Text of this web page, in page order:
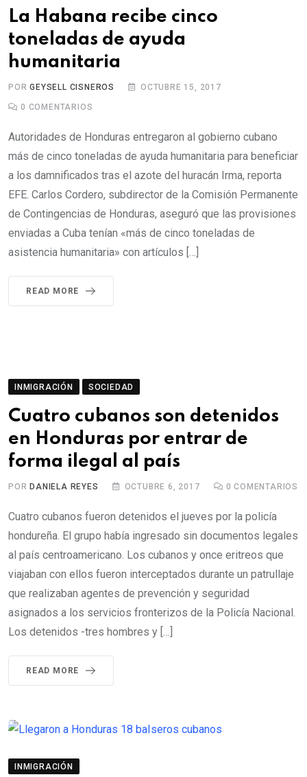
La Habana recibe cinco
toneladas de ayuda
humanitaria
PORGEYSELL CISNEROS OCTUBRE 15, 2017
0 COMENTARIOS
Autoridades de Honduras entregaron al gobierno cubano
más de cinco toneladas de ayuda humanitaria para beneficiar
a los damnificados tras el azote del huracán Irma, reporta
EFE. Carlos Cordero, subdirector de la Comisión Permanente
de Contingencias de Honduras, aseguró que las provisiones
enviadas a Cuba tenían «más de cinco toneladas de
asistencia humanitaria» con artículos […]
READ MORE
INMIGRACIÓN SOCIEDAD
Cuatro cubanos son detenidos
en Honduras por entrar de
forma ilegal al país
PORDANIELA REYES OCTUBRE 6, 2017 0 COMENTARIOS
Cuatro cubanos fueron detenidos el jueves por la policía
hondureña. El grupo había ingresado sin documentos legales
al país centroamericano. Los cubanos y once eritreos que
viajaban con ellos fueron interceptados durante un patrullaje
que realizaban agentes de prevención y seguridad
asignados a los servicios fronterizos de la Policía Nacional.
Los detenidos -tres hombres y […]
READ MORE
INMIGRACIÓN